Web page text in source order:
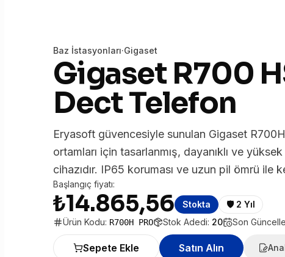
Baz İstasyonları·Gigaset
Gigaset R700
Dect Telefon
Eryasoft güvencesiyle sunulan Gigaset
ortamları için tasarlanmış, dayanıklı ve
cihazıdır. IP65 koruması ve uzun pil ömrü ile
Başlangıç fiyatı:
₺14.865,56 Stokta 🛡️ 2 Yıl
Ürün Kodu: R700H PRO Stok Adedi: 20 Son
Sepete Ekle Satın Alın